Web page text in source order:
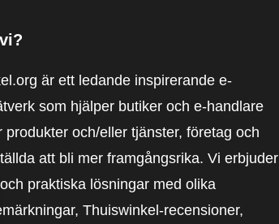
är ett ledande inspirerande e-
som hjälper butiker och e-handlare
produkter och/eller tjänster, företag och
att bli mer framgångsrika. Vi erbjuder
och praktiska lösningar med olika
Thuiswinkel-recensioner,